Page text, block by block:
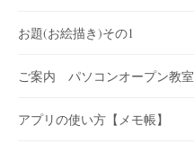
お題(お絵描き)その1
ご案内 パソコンオープン教室
アプリの使い方【メモ帳】